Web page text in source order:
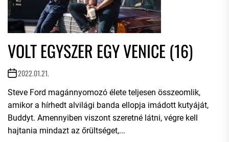
VOLT EGYSZER EGY VENICE (16)
2022.01.21.
Steve Ford magánnyomozó élete teljesen összeomlik,
amikor a hírhedt alvilági banda ellopja imádott kutyáját,
Buddyt. Amennyiben viszont szeretné látni, végre kell
hajtania mindazt az őrültséget,...